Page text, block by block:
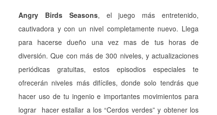
Angry Birds Seasons, el juego más entretenido,
cautivadora y con un nivel completamente nuevo. Llega
para hacerse dueño una vez mas de tus horas de
diversión. Que con más de 300 niveles, y actualizaciones
periódicas gratuitas, estos episodios especiales te
ofrecerán niveles más difíciles, donde solo tendrás que
hacer uso de tu ingenio e importantes movimientos para
lograr hacer estallar a los “Cerdos verdes” y obtener los